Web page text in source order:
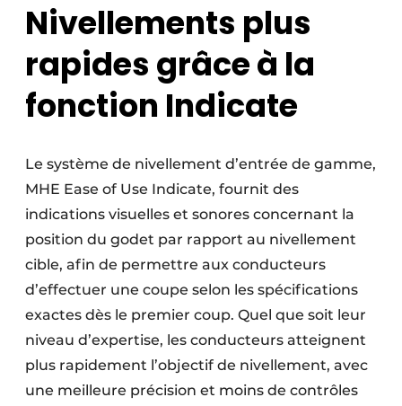
Nivellements plus
rapides grâce à la
fonction Indicate
Le système de nivellement d’entrée de gamme,
MHE Ease of Use Indicate, fournit des
indications visuelles et sonores concernant la
position du godet par rapport au nivellement
cible, afin de permettre aux conducteurs
d’effectuer une coupe selon les spécifications
exactes dès le premier coup. Quel que soit leur
niveau d’expertise, les conducteurs atteignent
plus rapidement l’objectif de nivellement, avec
une meilleure précision et moins de contrôles